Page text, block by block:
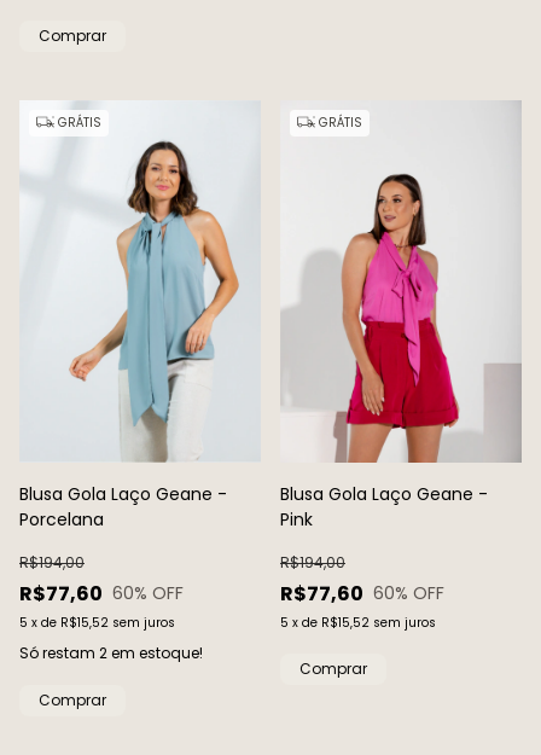
Comprar
GRÁTIS
Blusa Gola Laço Geane -
Porcelana
R$77,60
R$194,00
60% OFF
5 x de R$15,52 sem juros
Só restam 2em estoque!
Comprar
GRÁTIS
Blusa Gola Laço Geane -
Pink
R$77,60
R$194,00
60% OFF
5 x de R$15,52 sem juros
Comprar